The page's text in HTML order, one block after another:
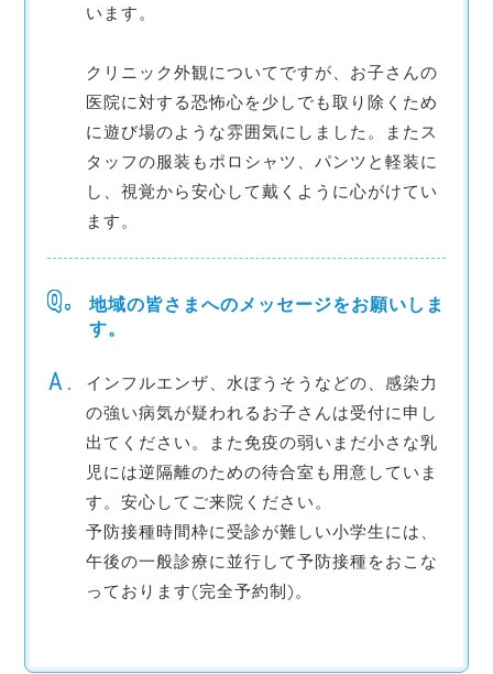
います。
クリニック外観についてですが、お子さんの
医院に対する恐怖心を少しでも取り除くため
に遊び場のような雰囲気にしました。またス
タッフの服装もポロシャツ、パンツと軽装に
し、視覚から安心して戴くように心がけてい
ます。
地域の皆さまへのメッセージをお願いしま
す。
インフルエンザ、水ぼうそうなどの、感染力
の強い病気が疑われるお子さんは受付に申し
出てください。また免疫の弱いまだ小さな乳
児には逆隔離のための待合室も用意していま
す。安心してご来院ください。
予防接種時間枠に受診が難しい小学生には、
午後の一般診療に並行して予防接種をおこな
っております(完全予約制)。